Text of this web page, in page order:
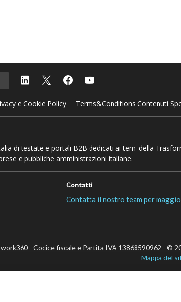
e Cookie Policy Terms&Conditions Contenuti
di testate e portali B2B dedicati ai temi della
e pubbliche amministrazioni italiane.
Contatti
Contatta il nostro team per
- Codice fiscale e Partita IVA 13868590962 - ©
Mappa del